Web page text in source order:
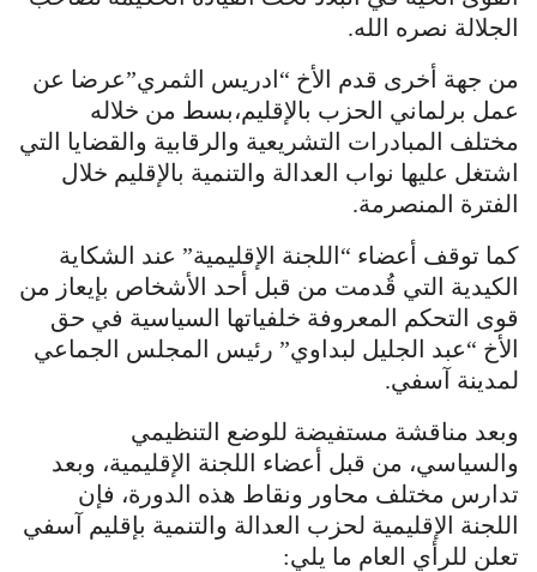
الجلالة نصره الله.
من جهة أخرى قدم الأخ “ادريس الثمري”عرضا عن
عمل برلماني الحزب بالإقليم،بسط من خلاله
مختلف المبادرات التشريعية والرقابية والقضايا التي
اشتغل عليها نواب العدالة والتنمية بالإقليم خلال
الفترة المنصرمة.
كما توقف أعضاء “اللجنة الإقليمية” عند الشكاية
الكيدية التي قُدمت من قبل أحد الأشخاص بإيعاز من
قوى التحكم المعروفة خلفياتها السياسية في حق
الأخ “عبد الجليل لبداوي” رئيس المجلس الجماعي
لمدينة آسفي.
وبعد مناقشة مستفيضة للوضع التنظيمي
والسياسي، من قبل أعضاء اللجنة الإقليمية، وبعد
تدارس مختلف محاور ونقاط هذه الدورة، فإن
اللجنة الإقليمية لحزب العدالة والتنمية بإقليم آسفي
تعلن للرأي العام ما يلي: